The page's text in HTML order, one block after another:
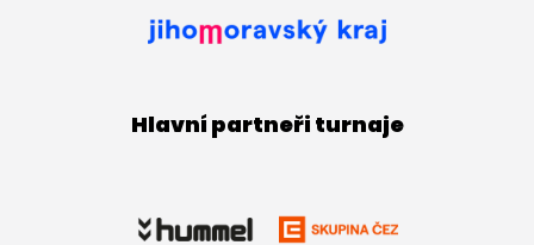
Hlavní partneři turnaje